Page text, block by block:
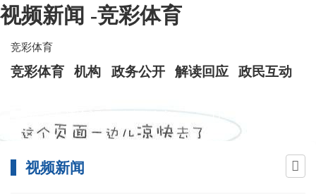
视频新闻 -竞彩体育
竞彩体育
竞彩体育 机构 政务公开 解读回应 政民互动
视频新闻